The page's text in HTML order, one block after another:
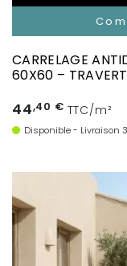
CARRELAGE
60X60 –
44,40 € TTC/m²
Disponible - Livraison